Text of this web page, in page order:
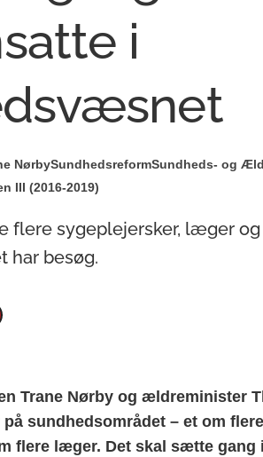
i
NørbySundhedsreformSundheds- og
III (2016-2019)
flere sygeplejersker, læger og
har besøg.
Trane Nørby og ældreminister
sundhedsområdet – et om
flere læger. Det skal sætte